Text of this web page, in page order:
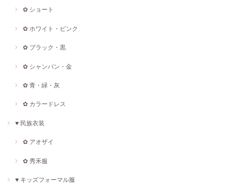
✿ ショート
✿ ホワイト・ピンク
✿ ブラック・黒
✿ シャンパン・金
✿ 青・緑・灰
✿ カラードレス
♥ 民族衣装
✿ アオザイ
✿ 秀禾服
♥ キッズフォーマル服